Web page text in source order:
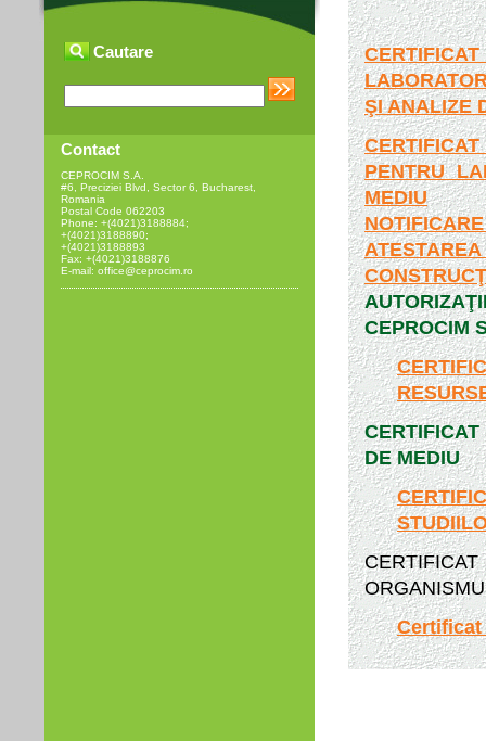
ŞI ANALIZE
PENTRU
MEDIU
CEPROCIM
DE MEDIU
Certificat
Cautare
Contact
CEPROCIM S.A.
#6, Preciziei Blvd, Sector 6, Bucharest,
Romania
Postal Code 062203
Phone: +(4021)3188884;
+(4021)3188890;
+(4021)3188893
Fax: +(4021)3188876
E-mail: office@ceprocim.ro